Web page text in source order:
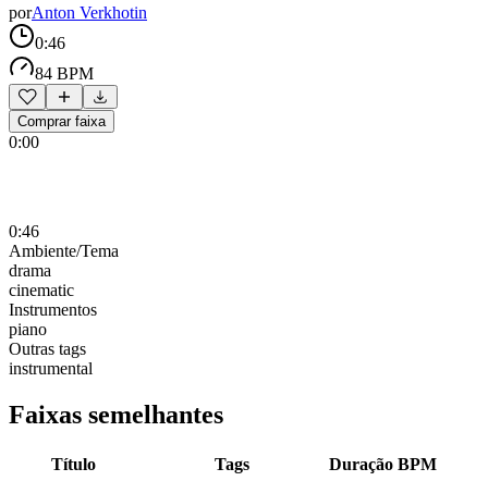
porAnton Verkhotin
0:46
84 BPM
Comprar faixa
0:00
0:46
Ambiente/Tema
drama
cinematic
Instrumentos
piano
Outras tags
instrumental
Faixas semelhantes
Título Tags Duração BPM